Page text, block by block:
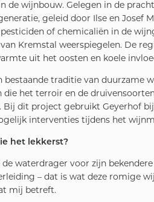
de wijnbouw. Gelegen in de
geleid door Ilse en Josef
of chemicaliën in de
Kremstal weerspiegelen. De
uit het oosten en koele
traditie van duurzame
het terroir en de
dit project gebruikt Geyerhof
interventies tijdens het
het lekkerst?
waterdrager voor zijn
– dat is wat deze romige
mij betreft.